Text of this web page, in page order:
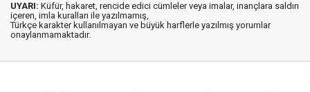
UYARI: Küfür, hakaret, rencide edici cümleler veya imalar, inançlara saldırı
içeren, imla kuralları ile yazılmamış,
Türkçe karakter kullanılmayan ve büyük harflerle yazılmış yorumlar
onaylanmamaktadır.